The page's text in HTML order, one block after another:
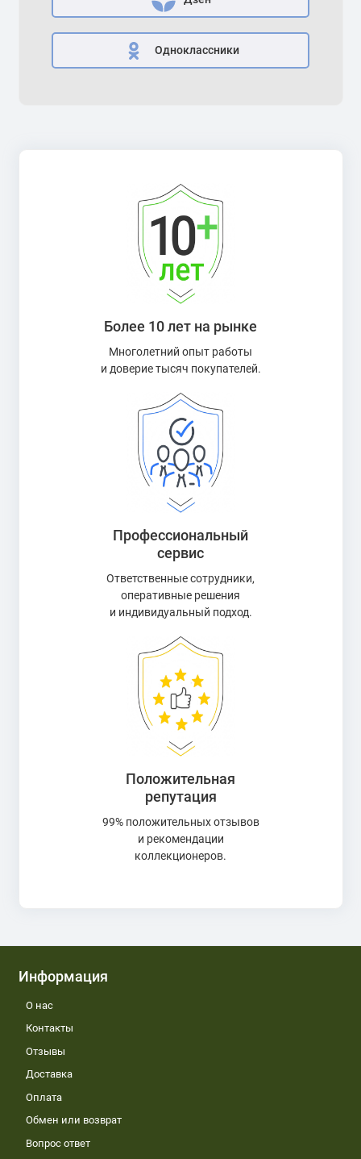
Одноклассники
Более 10 лет на рынке
Многолетний опыт работы
и доверие тысяч покупателей.
Профессиональный
сервис
Ответственные сотрудники,
оперативные решения
и индивидуальный подход.
Положительная
репутация
99% положительных отзывов
и рекомендации
коллекционеров.
Информация
О нас
Контакты
Отзывы
Доставка
Оплата
Обмен или возврат
Вопрос ответ